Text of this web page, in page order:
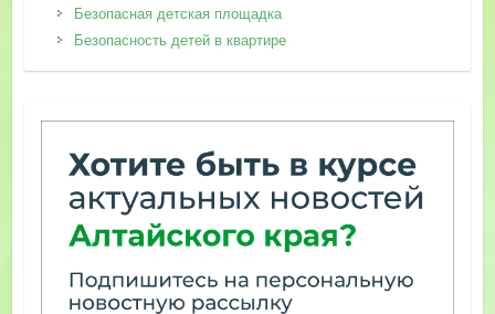
Безопасная детская площадка
Безопасность детей в квартире